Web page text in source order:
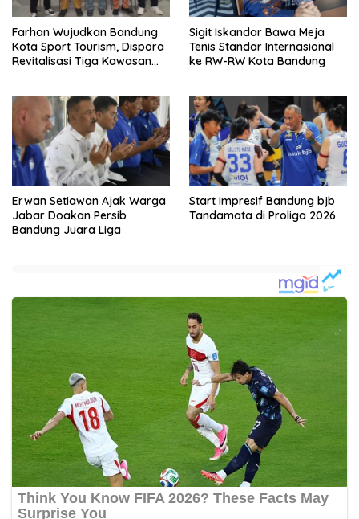
Farhan Wujudkan Bandung
Kota Sport Tourism, Dispora
Revitalisasi Tiga Kawasan
Sigit Iskandar Bawa Meja
Tenis Standar Internasional
ke RW-RW Kota Bandung
Erwan Setiawan Ajak Warga
Jabar Doakan Persib
Bandung Juara Liga
Start Impresif Bandung bjb
Tandamata di Proliga 2026